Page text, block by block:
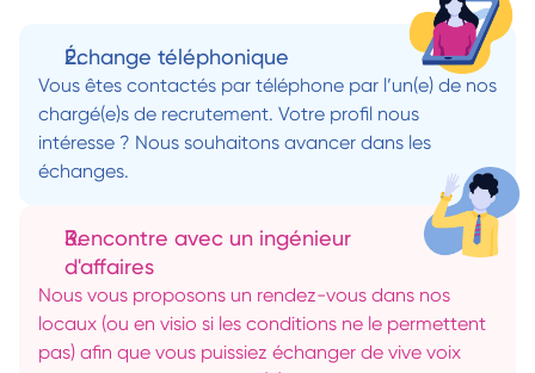
Échange téléphonique
Vous êtes contactés par téléphone par l’un(e) de nos
chargé(e)s de recrutement. Votre profil nous
intéresse ? Nous souhaitons avancer dans les
échanges.
Rencontre avec un ingénieur
d'affaires
Nous vous proposons un rendez-vous dans nos
locaux (ou en visio si les conditions ne le permettent
pas) afin que vous puissiez échanger de vive voix